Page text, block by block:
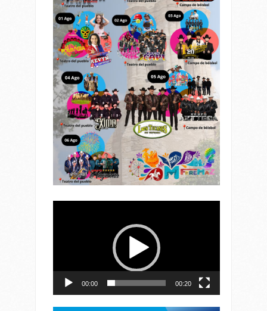
00:00 00:20